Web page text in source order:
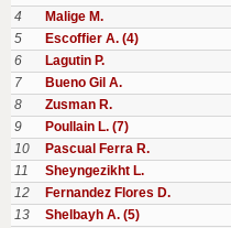
4
Malige M.
5
Escoffier A. (4)
6
Lagutin P.
7
Bueno Gil A.
8
Zusman R.
9
Poullain L. (7)
10
Pascual Ferra R.
11
Sheyngezikht L.
12
Fernandez Flores D.
13
Shelbayh A. (5)